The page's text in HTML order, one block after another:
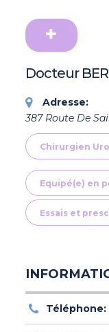
Docteur
Adresse:
387 Route De
Chirurgien
Equipé(e) en
Essais et
Téléphone: